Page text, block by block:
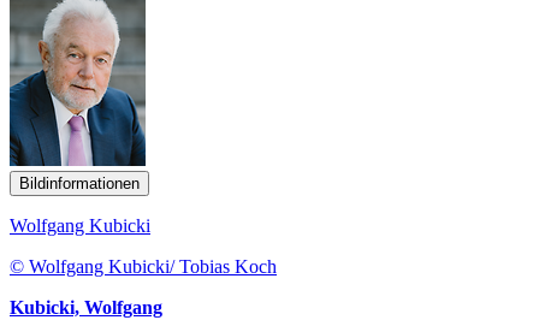
Bildinformationen
Wolfgang Kubicki
© Wolfgang Kubicki/ Tobias Koch
Kubicki, Wolfgang